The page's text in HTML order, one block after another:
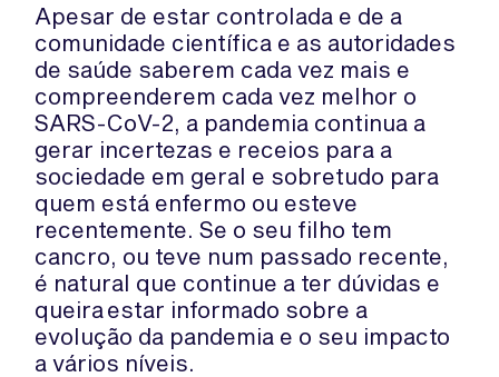
Apesar de estar controlada e de a
comunidade científica e as autoridades
de saúde saberem cada vez mais e
compreenderem cada vez melhor o
SARS-CoV-2, a pandemia continua a
gerar incertezas e receios para a
sociedade em geral e sobretudo para
quem está enfermo ou esteve
recentemente. Se o seu filho tem
cancro, ou teve num passado recente,
é natural que continue a ter dúvidas e
queira estar informado sobre a
evolução da pandemia e o seu impacto
a vários níveis.